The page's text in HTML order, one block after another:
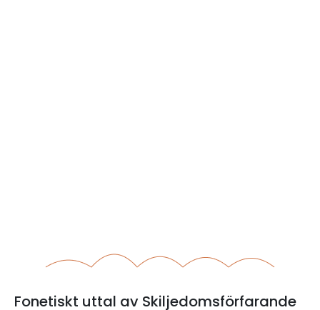
Fonetiskt uttal av Skiljedomsförfarande